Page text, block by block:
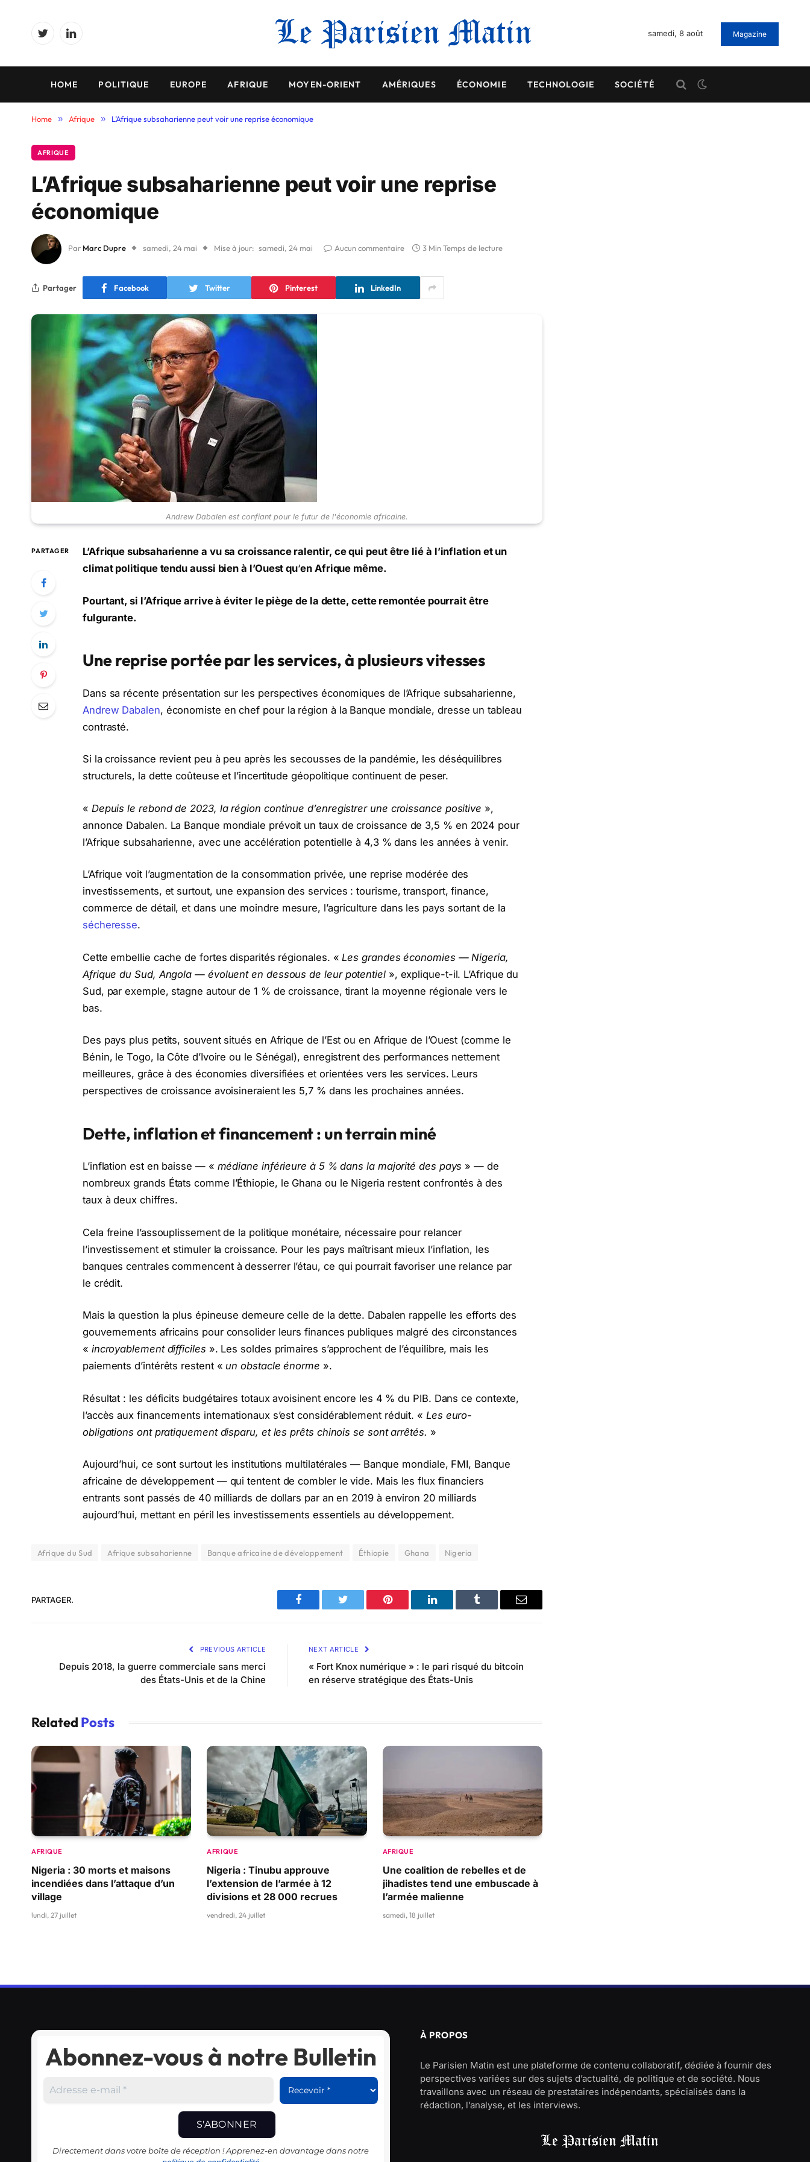
TwitterLinkedIn
samedi, 8 août Magazine
HOME POLITIQUE EUROPE AFRIQUE MOYEN-ORIENT AMÉRIQUES ÉCONOMIE TECHNOLOGIE SOCIÉTÉ
Home » Afrique » L’Afrique subsaharienne peut voir une reprise économique
AFRIQUE
L’Afrique subsaharienne peut voir une reprise
économique
Par Marc Dupre samedi, 24 mai Mise à jour: samedi, 24 mai Aucun commentaire 3 Min Temps de lecture
Partager Facebook Twitter Pinterest LinkedIn
Andrew Dabalen est confiant pour le futur de l'économie africaine.
PARTAGER
L’Afrique subsaharienne a vu sa croissance ralentir, ce qui peut être lié à l’inflation et un
climat politique tendu aussi bien à l’Ouest qu‘en Afrique même.
Pourtant, si l’Afrique arrive à éviter le piège de la dette, cette remontée pourrait être
fulgurante.
Une reprise portée par les services, à plusieurs vitesses
Dans sa récente présentation sur les perspectives économiques de l’Afrique subsaharienne,
Andrew Dabalen, économiste en chef pour la région à la Banque mondiale, dresse un tableau
contrasté.
Si la croissance revient peu à peu après les secousses de la pandémie, les déséquilibres
structurels, la dette coûteuse et l’incertitude géopolitique continuent de peser.
« Depuis le rebond de 2023, la région continue d’enregistrer une croissance positive »,
annonce Dabalen. La Banque mondiale prévoit un taux de croissance de 3,5 % en 2024 pour
l’Afrique subsaharienne, avec une accélération potentielle à 4,3 % dans les années à venir.
L’Afrique voit l’augmentation de la consommation privée, une reprise modérée des
investissements, et surtout, une expansion des services : tourisme, transport, finance,
commerce de détail, et dans une moindre mesure, l’agriculture dans les pays sortant de la
sécheresse.
Cette embellie cache de fortes disparités régionales. « Les grandes économies — Nigeria,
Afrique du Sud, Angola — évoluent en dessous de leur potentiel », explique-t-il. L’Afrique du
Sud, par exemple, stagne autour de 1 % de croissance, tirant la moyenne régionale vers le
bas.
Des pays plus petits, souvent situés en Afrique de l’Est ou en Afrique de l’Ouest (comme le
Bénin, le Togo, la Côte d’Ivoire ou le Sénégal), enregistrent des performances nettement
meilleures, grâce à des économies diversifiées et orientées vers les services. Leurs
perspectives de croissance avoisineraient les 5,7 % dans les prochaines années.
Dette, inflation et financement : un terrain miné
L’inflation est en baisse — « médiane inférieure à 5 % dans la majorité des pays » — de
nombreux grands États comme l’Éthiopie, le Ghana ou le Nigeria restent confrontés à des
taux à deux chiffres.
Cela freine l’assouplissement de la politique monétaire, nécessaire pour relancer
l’investissement et stimuler la croissance. Pour les pays maîtrisant mieux l’inflation, les
banques centrales commencent à desserrer l’étau, ce qui pourrait favoriser une relance par
le crédit.
Mais la question la plus épineuse demeure celle de la dette. Dabalen rappelle les efforts des
gouvernements africains pour consolider leurs finances publiques malgré des circonstances
« incroyablement difficiles ». Les soldes primaires s’approchent de l’équilibre, mais les
paiements d’intérêts restent « un obstacle énorme ».
Résultat : les déficits budgétaires totaux avoisinent encore les 4 % du PIB. Dans ce contexte,
l’accès aux financements internationaux s’est considérablement réduit. « Les euro-
obligations ont pratiquement disparu, et les prêts chinois se sont arrêtés. »
Aujourd’hui, ce sont surtout les institutions multilatérales — Banque mondiale, FMI, Banque
africaine de développement — qui tentent de combler le vide. Mais les flux financiers
entrants sont passés de 40 milliards de dollars par an en 2019 à environ 20 milliards
aujourd’hui, mettant en péril les investissements essentiels au développement.
Afrique du Sud Afrique subsaharienne Banque africaine de développement Éthiopie Ghana Nigeria
PARTAGER.
Facebook Twitter Pinterest LinkedIn Tumblr Email
PREVIOUS ARTICLE
Depuis 2018, la guerre commerciale sans merci
des États-Unis et de la Chine
NEXT ARTICLE
« Fort Knox numérique » : le pari risqué du bitcoin
en réserve stratégique des États-Unis
Related Posts
AFRIQUE
Nigeria : 30 morts et maisons
incendiées dans l’attaque d’un
village
lundi, 27 juillet
AFRIQUE
Nigeria : Tinubu approuve
l’extension de l’armée à 12
divisions et 28 000 recrues
vendredi, 24 juillet
AFRIQUE
Une coalition de rebelles et de
jihadistes tend une embuscade à
l’armée malienne
samedi, 18 juillet
Abonnez-vous à notre Bulletin
Directement dans votre boîte de réception ! Apprenez-en davantage dans notre
À PROPOS
Le Parisien Matin est une plateforme de contenu collaboratif, dédiée à fournir des
perspectives variées sur des sujets d’actualité, de politique et de société. Nous
travaillons avec un réseau de prestataires indépendants, spécialisés dans la
rédaction, l’analyse, et les interviews.